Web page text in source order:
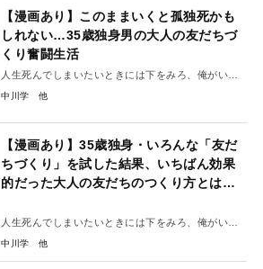
【漫画あり】このままいくと孤独死かも
しれない…35歳独身男の大人の友だちづ
くり奮闘生活
人生死んでしまいたいときには下をみろ、俺がいる
#3
中川学
【漫画あり】35歳独身・いろんな「友だ
ちづくり」を試した結果、いちばん効果
的だった大人の友だちのつくり方とは…
人生死んでしまいたいときには下をみろ、俺がいる
#4
中川学